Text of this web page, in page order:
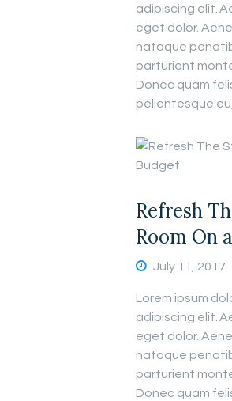
adipiscing elit.
eget dolor.
natoque
parturient
Donec quam
pellentesque
Refresh
Room On
July 11, 2017
Lorem ipsum
adipiscing elit.
eget dolor.
natoque
parturient
Donec quam